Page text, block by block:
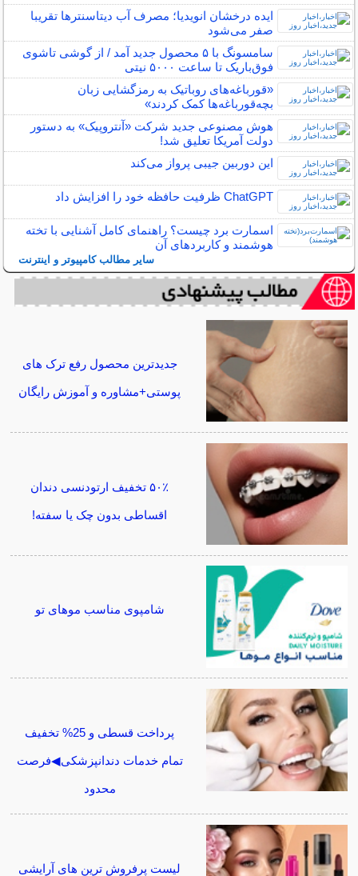
ایده درخشان انویدیا؛ مصرف آب دیتاسنترها تقریبا
صفر می‌شود
سامسونگ با ۵ محصول جدید آمد / از گوشی تاشوی
فوق‌باریک تا ساعت ۵۰۰۰ نیتی
«قورباغه‌های روباتیک به رمزگشایی زبان
بچه‌قورباغه‌ها کمک کردند»
هوش مصنوعی جدید شرکت «آنتروپیک» به دستور
دولت آمریکا تعلیق شد!
این دوربین جیبی پرواز می‌کند
ChatGPT ظرفیت حافظه خود را افزایش داد
اسمارت برد چیست؟ راهنمای کامل آشنایی با تخته
هوشمند و کاربردهای آن
سایر مطالب کامپیوتر و اینترنت
جدیدترین محصول رفع ترک های
پوستی+مشاوره و آموزش رایگان
۵۰٪ تخفیف ارتودنسی دندان
اقساطی بدون چک یا سفته!
شامپوی مناسب موهای تو
پرداخت قسطی و 25% تخفیف
تمام خدمات دندانپزشکی◀فرصت
محدود
لیست پرفروش ترین های آرایشی